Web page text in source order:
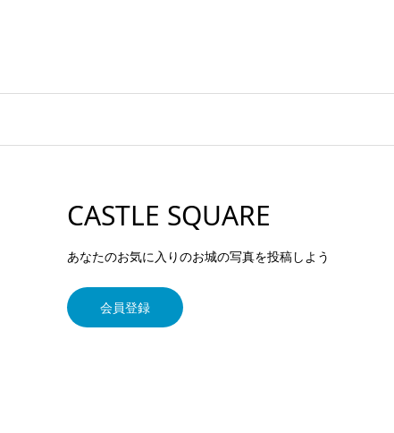
CASTLE SQUARE
あなたのお気に入りのお城の写真を投稿しよう
会員登録